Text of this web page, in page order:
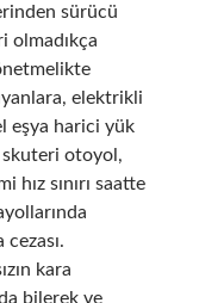
sürücü
olmadıkça
elektrikli
eşya harici yük
skuteri otoyol,
hız sınırı saatte
kara
bilerek ve